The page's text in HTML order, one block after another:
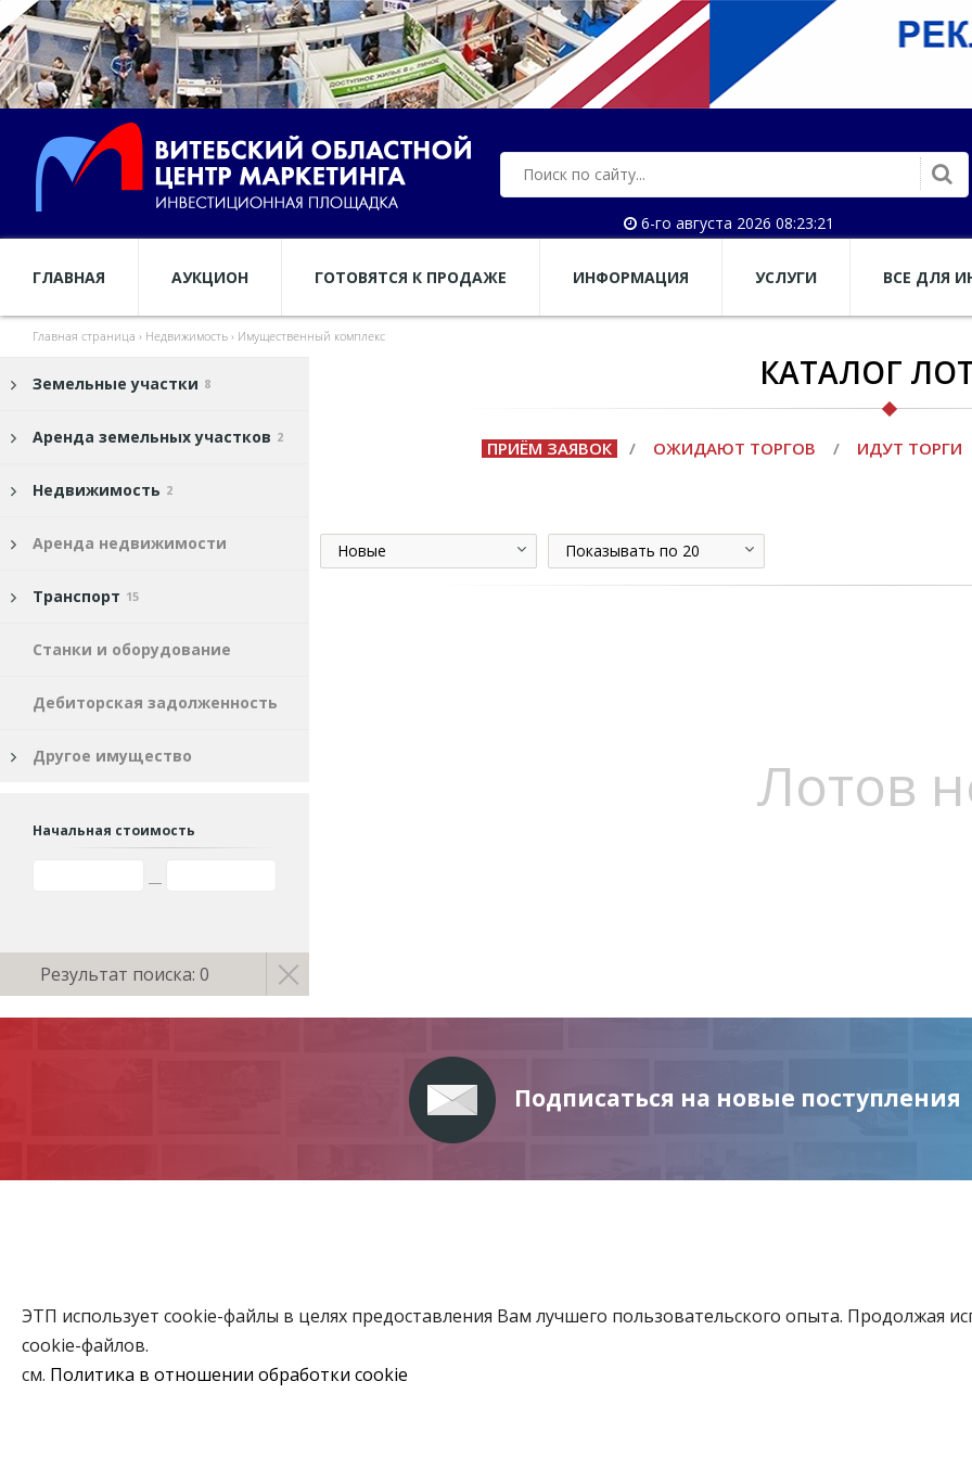
6-го августа 2026 08:23:22
ГЛАВНАЯ АУКЦИОН ГОТОВЯТСЯ К ПРОДАЖЕ ИНФОРМАЦИЯ УСЛУГИ ВСЕ ДЛЯ
Главная страница › Недвижимость › Имущественный комплекс
Земельные участки 8
Аренда земельных участков 2
Недвижимость 2
Аренда недвижимости
Транспорт 15
Станки и оборудование
Дебиторская задолженность
Другое имущество
Начальная стоимость
Результат поиска: 0
КАТАЛОГ
ПРИЁМ ЗАЯВОК / ОЖИДАЮТ ТОРГОВ / ИДУТ ТОРГИ
Новые Показывать по 20
Лотов
Подписаться на новые поступления
ЭТП использует cookie-файлы в целях предоставления Вам лучшего пользовательского опыта. Продолжая
cookie-файлов.
см. Политика в отношении обработки cookie